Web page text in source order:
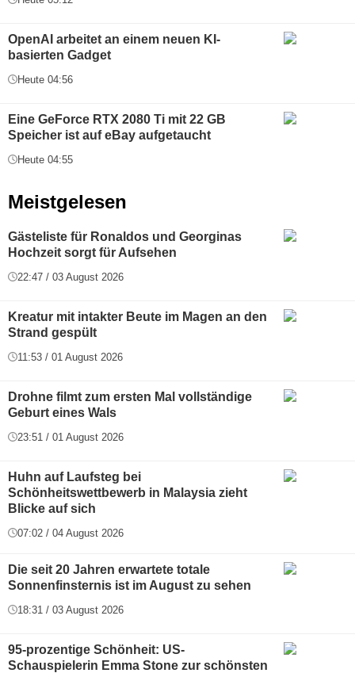
OpenAI arbeitet an einem neuen KI-
basierten Gadget
Heute 04:56
Eine GeForce RTX 2080 Ti mit 22 GB
Speicher ist auf eBay aufgetaucht
Heute 04:55
Meistgelesen
Gästeliste für Ronaldos und Georginas
Hochzeit sorgt für Aufsehen
22:47 / 03 August 2026
Kreatur mit intakter Beute im Magen an den
Strand gespült
11:53 / 01 August 2026
Drohne filmt zum ersten Mal vollständige
Geburt eines Wals
23:51 / 01 August 2026
Huhn auf Laufsteg bei
Schönheitswettbewerb in Malaysia zieht
Blicke auf sich
07:02 / 04 August 2026
Die seit 20 Jahren erwartete totale
Sonnenfinsternis ist im August zu sehen
18:31 / 03 August 2026
95-prozentige Schönheit: US-
Schauspielerin Emma Stone zur schönsten